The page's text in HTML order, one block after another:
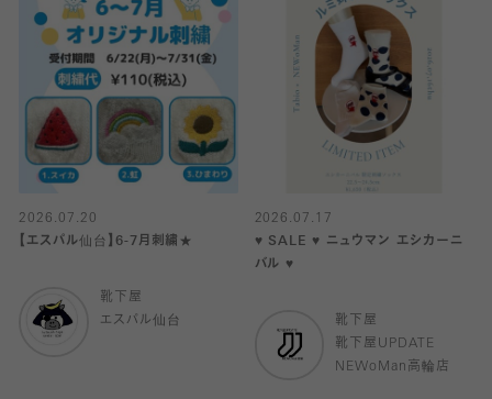
2026.07.20
【エスパル仙台】6-7月刺繍★
靴下屋
エスパル仙台
2026.07.17
♥︎ SALE ♥︎ ニュウマン エシカーニ
バル ♥︎
靴下屋
靴下屋UPDATE
NEWoMan高輪店